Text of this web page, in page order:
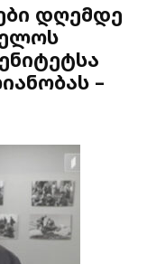
დღემდე
–